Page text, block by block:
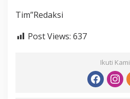
Tim”Redaksi
Post Views: 637
Ikuti Kami